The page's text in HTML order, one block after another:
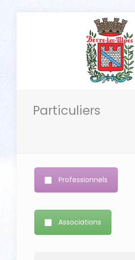
Particuliers
Professionnels
Associations